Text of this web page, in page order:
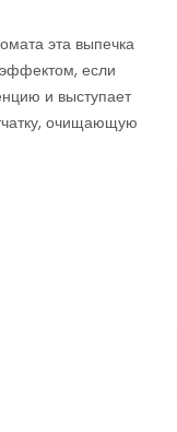
эта выпечка
если
и выступает
очищающую